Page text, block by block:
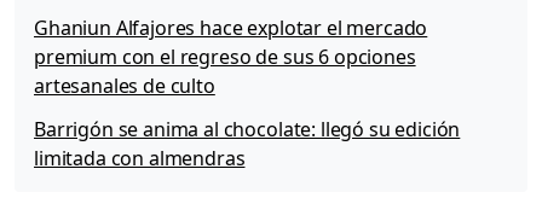
r
t
i
o
Ghaniun Alfajores hace explotar el mercado
premium con el regreso de sus 6 opciones
artesanales de culto
Barrigón se anima al chocolate: llegó su edición
limitada con almendras